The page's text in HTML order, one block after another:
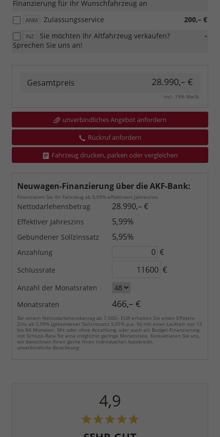
Finanzierung für Ihr Wunschfahrzeug an
ANM 200,– €
Zulassungsservice
INZ -
Sie möchten Ihr Altfahrzeug verkaufen?
Sprechen Sie uns an!
Gesamtpreis 28.990,– €
incl. 19% MwSt.
unverbindliches Angebot anfordern
Rückruf anfordern
Fahrzeug drucken, parken oder vergleichen
Neuwagen-Finanzierung über die AKF-Bank:
Finanzieren Sie Ihr Fahrzeug ab 5,99% effektivem Jahreszins
Nettodarlehensbetrag 28.990,– €
Effektiver Jahreszins 5,99%
Gebundener Sollzinssatz 5,95%
Anzahlung €
Schlussrate €
Anzahl der Monatsraten
Monatsraten
466,– €
Bei einem Nettodarlehensbetrag ab 7.500,- EUR erhalten Sie einen Effektiv-
Zins ab 5,99% (gebundener Sollzinssatz 5,95% p.a. %) mit einer Laufzeit von 12
bis 84 Monaten. Mit oder ohne Anzahlung, oder auch als Budget-Finanzierung
mit Schluss-Rate für eine möglichst geringe Monatsrate. Kontaktieren Sie uns,
wir berechnen Ihnen gerne Ihren individuellen Autokredit.
unverbindliche Berechnung
4,9